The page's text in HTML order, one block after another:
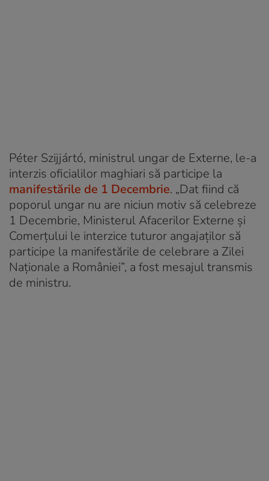
Péter Szijjártó, ministrul ungar de Externe, le-a
interzis oficialilor maghiari să participe la
manifestările de 1 Decembrie. „Dat fiind că
poporul ungar nu are niciun motiv să celebreze
1 Decembrie, Ministerul Afacerilor Externe şi
Comerţului le interzice tuturor angajaţilor să
participe la manifestările de celebrare a Zilei
Naţionale a României”, a fost mesajul transmis
de ministru.